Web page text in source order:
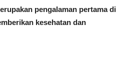
pengalaman pertama di
kesehatan dan